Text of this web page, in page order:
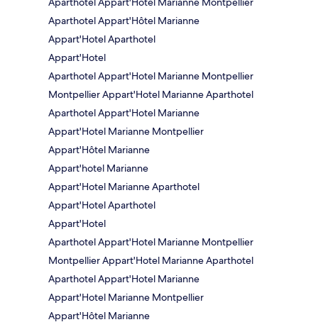
Aparthotel Appart'Hôtel Marianne
Appart'Hotel Aparthotel
Appart'Hotel
Aparthotel Appart'Hotel Marianne Montpellier
Montpellier Appart'Hotel Marianne Aparthotel
Aparthotel Appart'Hotel Marianne
Appart'Hotel Marianne Montpellier
Appart'Hôtel Marianne
Appart'hotel Marianne
Appart'Hotel Marianne Aparthotel
Appart'Hotel Aparthotel
Appart'Hotel
Aparthotel Appart'Hotel Marianne Montpellier
Montpellier Appart'Hotel Marianne Aparthotel
Aparthotel Appart'Hotel Marianne
Appart'Hotel Marianne Montpellier
Appart'Hôtel Marianne